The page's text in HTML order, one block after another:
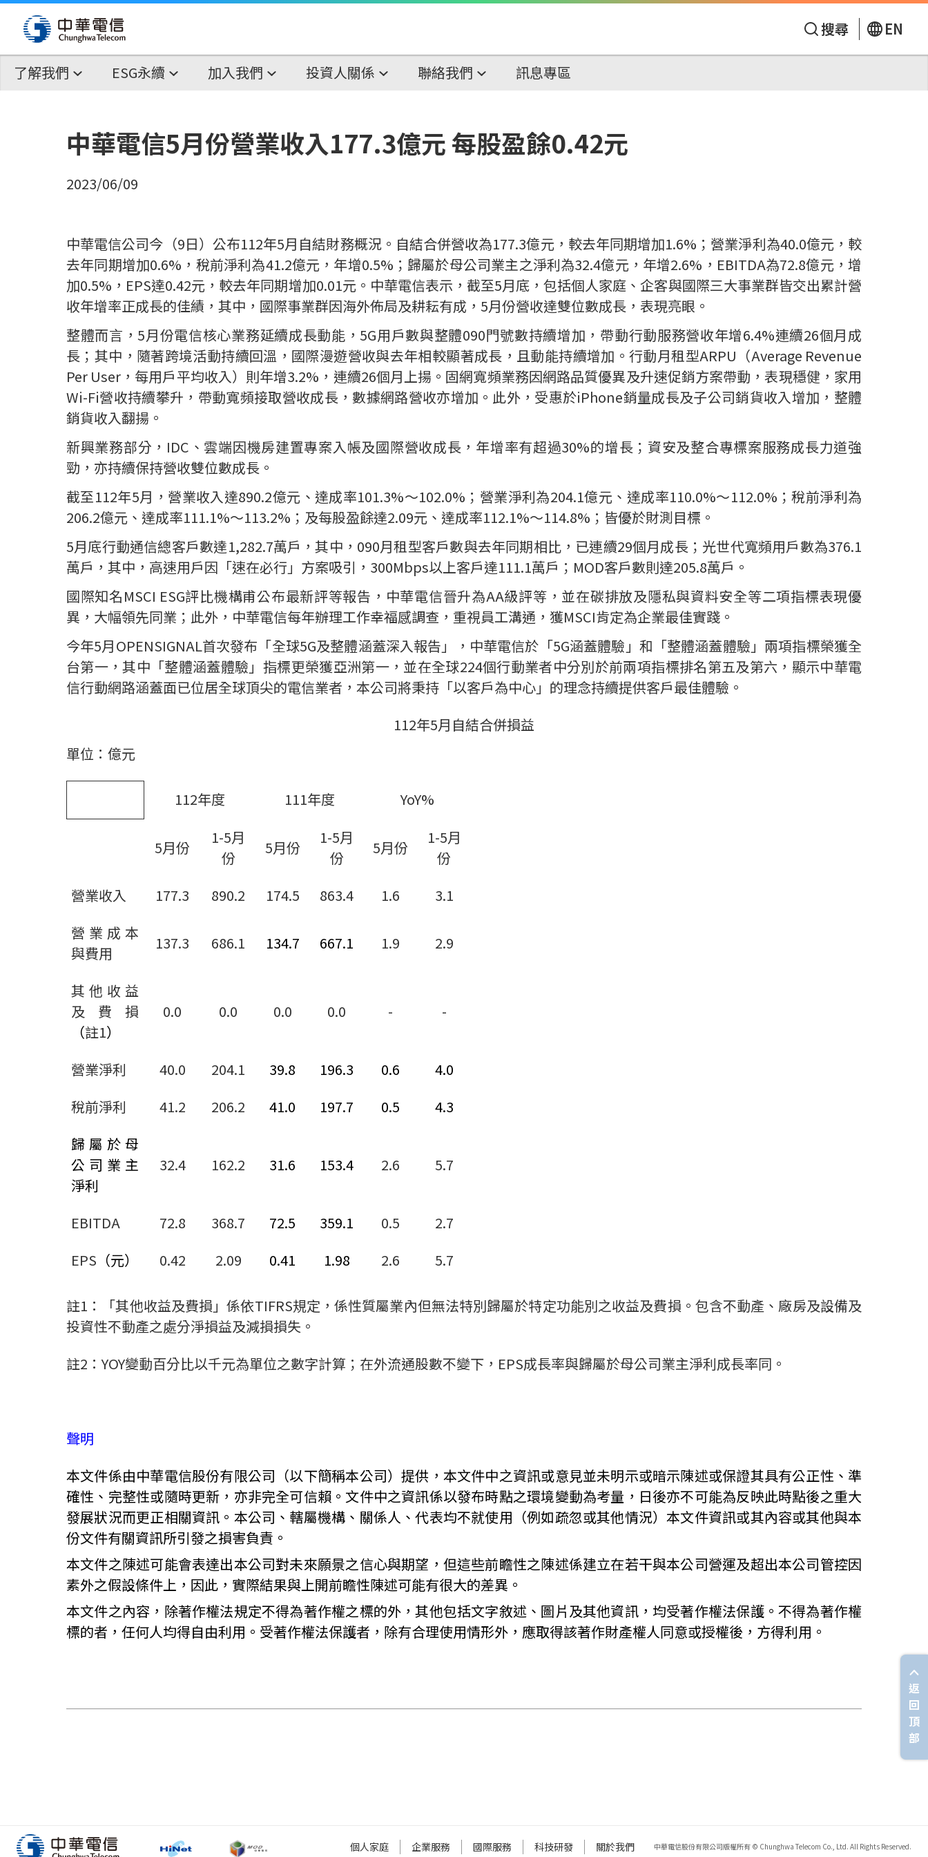
搜尋 EN
了解我們 ESG永續 加入我們 投資人關係 聯絡我們 訊息專區
中華電信5月份營業收入177.3億元 每股盈餘0.42元
2023/06/09
中華電信公司今（9日）公布112年5月自結財務概況。自結合併營收為177.3億元，較去年同期增加1.6% ；營業淨利為40.0億元，較
去年同期增加0.6% ，稅前淨利為41.2億元，年增0.5% ；歸屬於母公司業主之淨利為32.4億元，年增2.6% ， EBITDA為72.8億元，增
加0.5% ， EPS達0.42元，較去年同期增加0.01元。中華電信表示，截至5月底，包括個人家庭、企客與國際三大事業群皆交出累計營
收年增率正成長的佳績，其中，國際事業群因海外佈局及耕耘有成， 5月份營收達雙位數成長，表現亮眼。
整體而言， 5月份電信核心業務延續成長動能， 5G用戶數與整體090門號數持續增加，帶動行動服務營收年增6.4%連續26個月成
長；其中，隨著跨境活動持續回溫，國際漫遊營收與去年相較顯著成長，且動能持續增加。行動月租型ARPU （Average Revenue
Per User ，每用戶平均收入）則年增3.2% ，連續26個月上揚。固網寬頻業務因網路品質優異及升速促銷方案帶動，表現穩健，家用
Wi-Fi營收持續攀升，帶動寬頻接取營收成長，數據網路營收亦增加。此外，受惠於iPhone銷量成長及子公司銷貨收入增加，整體
銷貨收入翻揚。
新興業務部分， IDC 、雲端因機房建置專案入帳及國際營收成長，年增率有超過30%的增長；資安及整合專標案服務成長力道強
勁，亦持續保持營收雙位數成長。
截至112年5月，營業收入達890.2億元、達成率101.3%～102.0% ；營業淨利為204.1億元、達成率110.0%～112.0% ；稅前淨利為
206.2億元、達成率111.1%～113.2% ；及每股盈餘達2.09元、達成率112.1%～114.8% ；皆優於財測目標。
5月底行動通信總客戶數達1,282.7萬戶，其中， 090月租型客戶數與去年同期相比，已連續29個月成長；光世代寬頻用戶數為376.1
萬戶，其中，高速用戶因「速在必行」方案吸引， 300Mbps以上客戶達111.1萬戶； MOD客戶數則達205.8萬戶 。
國際知名MSCI ESG評比機構甫公布最新評等報告，中華電信晉升為AA級評等，並在碳排放及隱私與資料安全等二項指標表現優
異，大幅領先同業；此外，中華電信每年辦理工作幸福感調查，重視員工溝通，獲MSCI肯定為企業最佳實踐。
今年5月OPENSIGNAL首次發布「全球5G及整體涵蓋深入報告」，中華電信於「5G涵蓋體驗」和「整體涵蓋體驗」兩項指標榮獲全
台第一，其中「整體涵蓋體驗」指標更榮獲亞洲第一，並在全球224個行動業者中分別於前兩項指標排名第五及第六，顯示中華電
信行動網路涵蓋面已位居全球頂尖的電信業者，本公司將秉持「以客戶為中心」的理念持續提供客戶最佳體驗。
112年5月自結合併損益
單位：億元
112年度 111年度 YoY%
5月份
1-5月
份
5月份
1-5月
份
5月份
1-5月
份
營業收入
177.3 890.2 174.5 863.4 1.6
3.1
營業成本
與費用
137.3 686.1 134.7 667.1 1.9 2.9
其他收益
及費損
（註1）
0.0 0.0 0.0 0.0 - -
營業淨利 40.0 204.1 39.8 196.3 0.6
4.0
稅前淨利
41.2 206.2 41.0 197.7 0.5
4.3
歸屬於母
公司業主
淨利
32.4 162.2 31.6 153.4 2.6 5.7
EBITDA 72.8 368.7 72.5 359.1 0.5
2.7
EPS （元） 0.42 2.09 0.41 1.98 2.6 5.7
註1 ：「其他收益及費損」係依TIFRS規定，係性質屬業內但無法特別歸屬於特定功能別之收益及費損。包含不動產、廠房及設備及
投資性不動產之處分淨損益及減損損失。
註2 ：YOY變動百分比以千元為單位之數字計算；在外流通股數不變下， EPS成長率與歸屬於母公司業主淨利成長率同。
聲明
本文件係由中華電信股份有限公司（以下簡稱本公司）提供，本文件中之資訊或意見並未明示或暗示陳述或保證其具有公正性、準
確性、完整性或隨時更新，亦非完全可信賴。文件中之資訊係以發布時點之環境變動為考量，日後亦不可能為反映此時點後之重大
發展狀況而更正相關資訊。本公司、轄屬機構、關係人、代表均不就使用（例如疏忽或其他情況）本文件資訊或其內容或其他與本
份文件有關資訊所引發之損害負責。
本文件之陳述可能會表達出本公司對未來願景之信心與期望，但這些前瞻性之陳述係建立在若干與本公司營運及超出本公司管控因
素外之假設條件上，因此，實際結果與上開前瞻性陳述可能有很大的差異。
本文件之內容，除著作權法規定不得為著作權之標的外，其他包括文字敘述、圖片及其他資訊，均受著作權法保護。不得為著作權
標的者，任何人均得自由利用。受著作權法保護者，除有合理使用情形外，應取得該著作財產權人同意或授權後，方得利用。
個人家庭 企業服務 國際服務 科技研發 關於我們 中華電信股份有限公司版權所有 © Chunghwa Telecom Co., Ltd. All Rights Reserved.
返
回
頂
部